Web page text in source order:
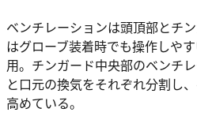
ベンチレーションは頭頂部とチ
はグローブ装着時でも操作しや
用。チンガード中央部のベンチ
と口元の換気をそれぞれ分割し
高めている。